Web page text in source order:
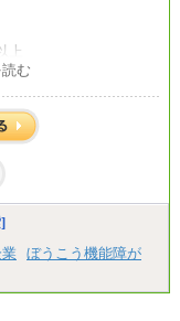
上
いません。
上
いません。
いません。
む
ぼうこう機能障が